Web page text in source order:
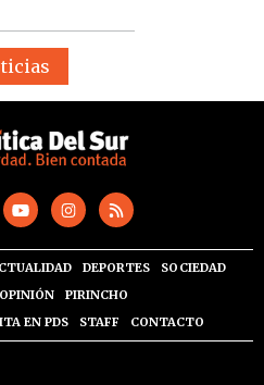
DEPORTES
SOCIEDAD
OPINIÓN
PIRINCHO
EN PDS STAFF CONTACTO